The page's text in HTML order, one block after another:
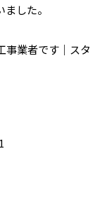
した。
事業者です｜スタ